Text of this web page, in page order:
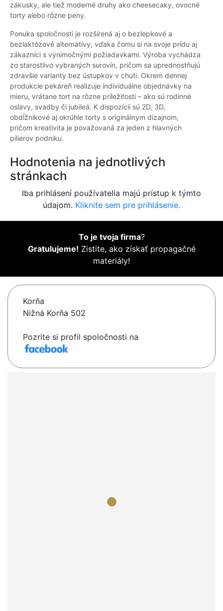
zákusky, ale tiež moderné druhy ako cheesecaky, ovocné
torty alebo rôzne peny.
Ponuka spoločnosti je rozšírená aj o bezlepkové a
bezlaktózové alternatívy, vďaka čomu si na svoje prídu aj
zákazníci s výnimočnými požiadavkami. Výroba vychádza
zo starostlivo vybraných surovín, pričom sa uprednostňujú
zdravšie varianty bez ústupkov v chuti. Okrem dennej
produkcie pekáreň realizuje individuálne objednávky na
mieru, vrátane tort na rôzne príležitosti – ako sú rodinné
oslavy, svadby či jubileá. K dispozícii sú 2D, 3D,
obdĺžnikové aj okrúhle torty s originálnym dizajnom,
pričom kreativita je považovaná za jeden z hlavných
pilierov podniku.
Hodnotenia na jednotlivých
stránkach
Iba prihlásení používatelia majú prístup k týmto
údajom. Kliknite sem pre prihlásenie.
To je tvoja firma?
Gratulujeme! Zistite, ako získať propagačné
materiály!
Korňa
Nižná Korňa 502
Pozrite si profil spoločnosti na